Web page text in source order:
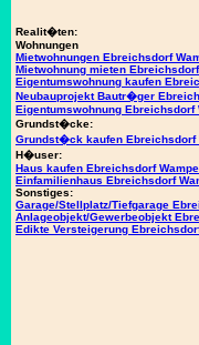
Realit�ten:
Wohnungen
Mietwohnungen Ebreichsdorf
Mietwohnung mieten
Eigentumswohnung kaufen
Neubauprojekt Bautr�ger
Eigentumswohnung Ebreichsdorf
Grundst�cke:
Grundst�ck kaufen Ebreichsdorf
H�user:
Haus kaufen Ebreichsdorf
Einfamilienhaus Ebreichsdorf
Sonstiges:
Garage/Stellplatz/Tiefgarage
Anlageobjekt/Gewerbeobjekt
Edikte Versteigerung